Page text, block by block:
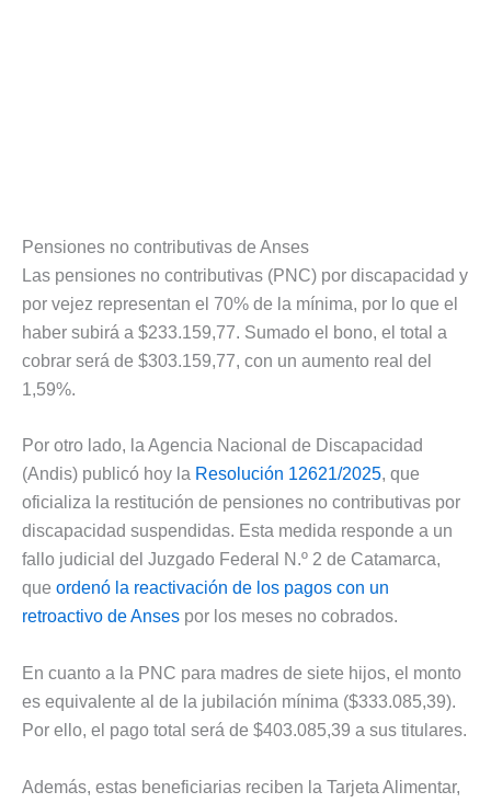
Pensiones no contributivas de Anses
Las pensiones no contributivas (PNC) por discapacidad y
por vejez representan el 70% de la mínima, por lo que el
haber subirá a $233.159,77. Sumado el bono, el total a
cobrar será de $303.159,77, con un aumento real del
1,59%.
Por otro lado, la Agencia Nacional de Discapacidad
(Andis) publicó hoy la Resolución 12621/2025, que
oficializa la restitución de pensiones no contributivas por
discapacidad suspendidas. Esta medida responde a un
fallo judicial del Juzgado Federal N.º 2 de Catamarca,
que ordenó la reactivación de los pagos con un
retroactivo de Anses por los meses no cobrados.
En cuanto a la PNC para madres de siete hijos, el monto
es equivalente al de la jubilación mínima ($333.085,39).
Por ello, el pago total será de $403.085,39 a sus titulares.
Además, estas beneficiarias reciben la Tarjeta Alimentar,